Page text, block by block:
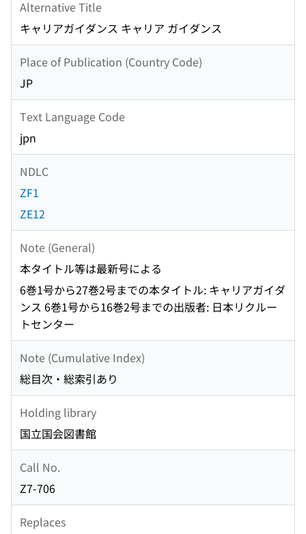
Alternative Title
キャリアガイダンス キャリア ガイダンス
Place of Publication (Country Code)
JP
Text Language Code
jpn
NDLC
ZF1
ZE12
Note (General)
本タイトル等は最新号による
6巻1号から27巻2号までの本タイトル: キャリアガイダ
ンス 6巻1号から16巻2号までの出版者: 日本リクルー
トセンター
Note (Cumulative Index)
総目次・総索引あり
Holding library
国立国会図書館
Call No.
Z7-706
Replaces